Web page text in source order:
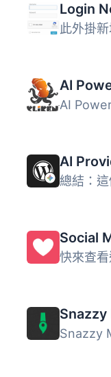
Login
AI
AI
Social
Snazzy